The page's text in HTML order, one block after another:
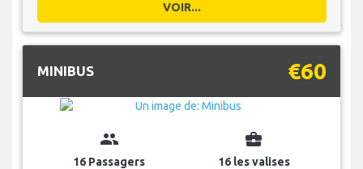
VOIR...
MINIBUS €60
group
16 Passagers
business_center
16 les valises